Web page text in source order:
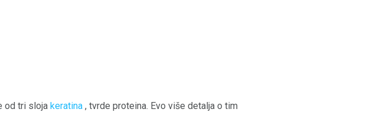
od tri sloja keratina , tvrde proteina. Evo više detalja o tim